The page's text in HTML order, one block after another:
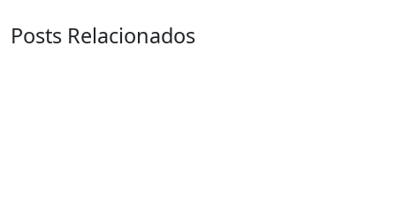
Posts Relacionados